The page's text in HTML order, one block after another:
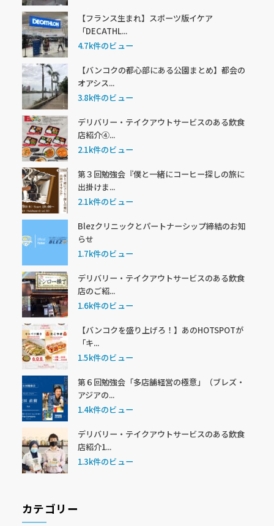
【フランス生まれ】スポーツ版イケア
「DECATHL...
4.7k件のビュー
【バンコクの都心部にある公園まとめ】都会の
オアシス...
3.8k件のビュー
デリバリー・テイクアウトサービスのある飲食
店紹介④...
2.1k件のビュー
第３回勉強会『僕と一緒にコーヒー探しの旅に
出掛けま...
2.1k件のビュー
Blezクリニックとパートナーシップ締結のお知
らせ
1.7k件のビュー
デリバリー・テイクアウトサービスのある飲食
店のご紹...
1.6k件のビュー
【バンコクを盛り上げろ！】あのHOTSPOTが
「キ...
1.5k件のビュー
第６回勉強会「多店舗経営の極意」（ブレズ・
アジアの...
1.4k件のビュー
デリバリー・テイクアウトサービスのある飲食
店紹介1...
1.3k件のビュー
カテゴリー